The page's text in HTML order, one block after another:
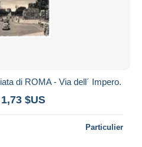
di ROMA - Via dell´ Impero.
$US
Particulier